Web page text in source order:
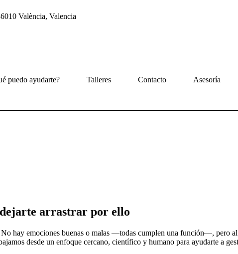
València, Valencia
puedo ayudarte? Talleres Contacto
Asesoría
arrastrar por ello
hay emociones buenas o malas —todas cumplen una función—, pero
desde un enfoque cercano, científico y humano para ayudarte a